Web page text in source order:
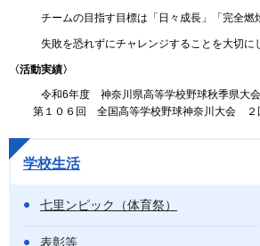
チームの目指す目標は「日々成長」「完全燃焼
失敗を恐れずにチャレンジすることを大切にし
〈活動実績〉
令和6年度 神奈川県高等学校野球秋季県大
第１０６回 全国高等学校野球神奈川大会 ２
学校生活
七里ンピック（体育祭）
表彰等